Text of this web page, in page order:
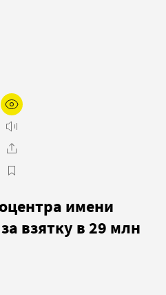
имени
взятку в 29 млн